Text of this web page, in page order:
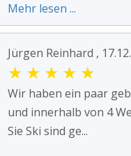
Mehr lesen ...
Jürgen Reinhard ,
★ ★ ★ ★ ★
Wir haben ein paar
und innerhalb von 4
Sie Ski sind ge...